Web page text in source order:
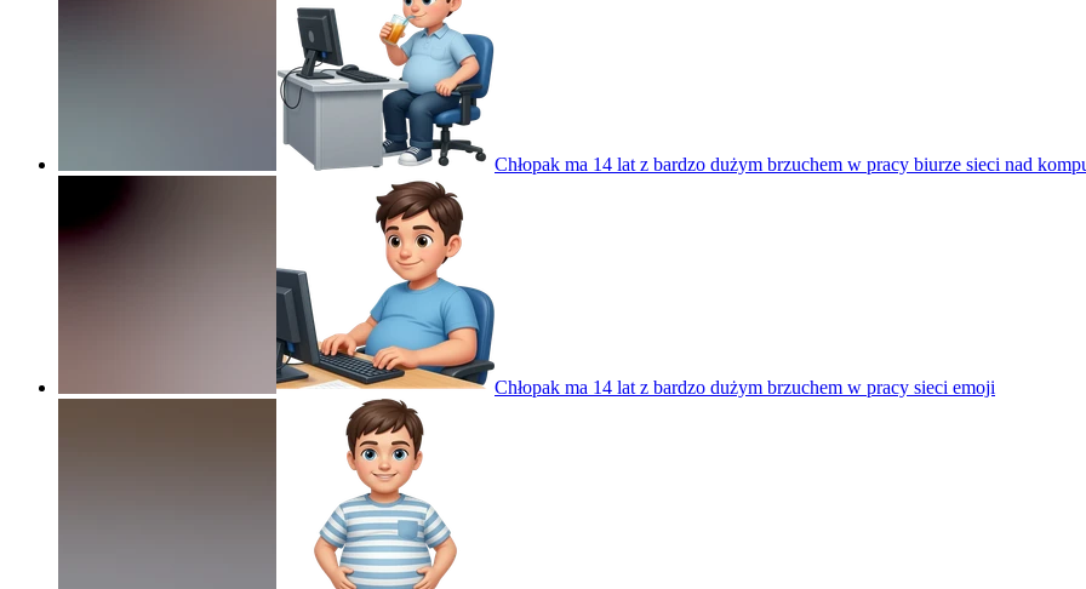
Chłopak ma 14 lat z bardzo dużym brzuchem w pracy biurze sieci nad
Chłopak ma 14 lat z bardzo dużym brzuchem w pracy sieci emoji